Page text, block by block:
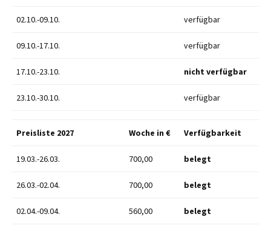
02.10.-09.10. verfügbar
09.10.-17.10. verfügbar
17.10.-23.10. nicht verfügbar
23.10.-30.10. verfügbar
Preisliste 2027 Woche in € Verfügbarkeit
19.03.-26.03. 700,00 belegt
26.03.-02.04. 700,00 belegt
02.04.-09.04. 560,00 belegt